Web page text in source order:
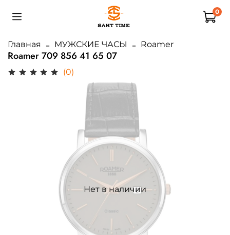
0
Главная МУЖСКИЕ ЧАСЫ Roamer
Roamer 709 856 41 65 07
(0)
Нет в наличии